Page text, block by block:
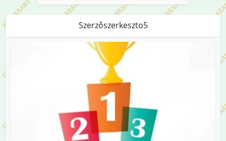
Szerzőszerkeszto5